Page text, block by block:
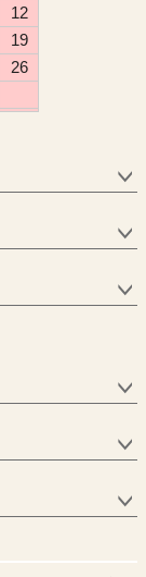
12
19
26